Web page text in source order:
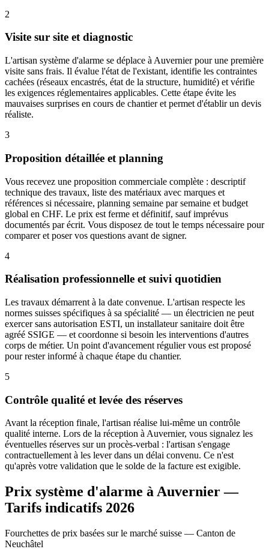
2
Visite sur site et diagnostic
L'artisan système d'alarme se déplace à Auvernier pour une première
visite sans frais. Il évalue l'état de l'existant, identifie les contraintes
cachées (réseaux encastrés, état de la structure, humidité) et vérifie
les exigences réglementaires applicables. Cette étape évite les
mauvaises surprises en cours de chantier et permet d'établir un devis
réaliste.
3
Proposition détaillée et planning
Vous recevez une proposition commerciale complète : descriptif
technique des travaux, liste des matériaux avec marques et
références si nécessaire, planning semaine par semaine et budget
global en CHF. Le prix est ferme et définitif, sauf imprévus
documentés par écrit. Vous disposez de tout le temps nécessaire pour
comparer et poser vos questions avant de signer.
4
Réalisation professionnelle et suivi quotidien
Les travaux démarrent à la date convenue. L'artisan respecte les
normes suisses spécifiques à sa spécialité — un électricien ne peut
exercer sans autorisation ESTI, un installateur sanitaire doit être
agréé SSIGE — et coordonne si besoin les interventions d'autres
corps de métier. Un point d'avancement régulier vous est proposé
pour rester informé à chaque étape du chantier.
5
Contrôle qualité et levée des réserves
Avant la réception finale, l'artisan réalise lui-même un contrôle
qualité interne. Lors de la réception à Auvernier, vous signalez les
éventuelles réserves sur un procès-verbal : l'artisan s'engage
contractuellement à les lever dans un délai convenu. Ce n'est
qu'après votre validation que le solde de la facture est exigible.
Prix système d'alarme à Auvernier —
Tarifs indicatifs 2026
Fourchettes de prix basées sur le marché suisse — Canton de
Neuchâtel